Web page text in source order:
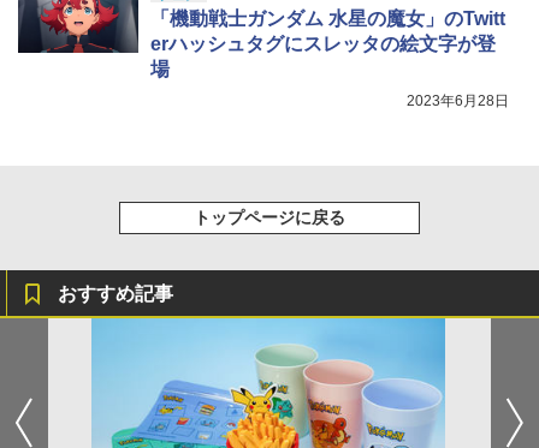
「機動戦士ガンダム 水星の魔女」のTwitt
erハッシュタグにスレッタの絵文字が登
場
2023年6月28日
トップページに戻る
おすすめ記事